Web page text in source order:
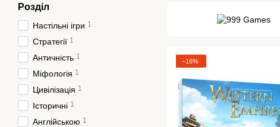
−16%
Розділ
Настільні ігри 1
Стратегії 1
Античність 1
Міфологія 1
Цивілізація 1
Історичні 1
Англійською 1